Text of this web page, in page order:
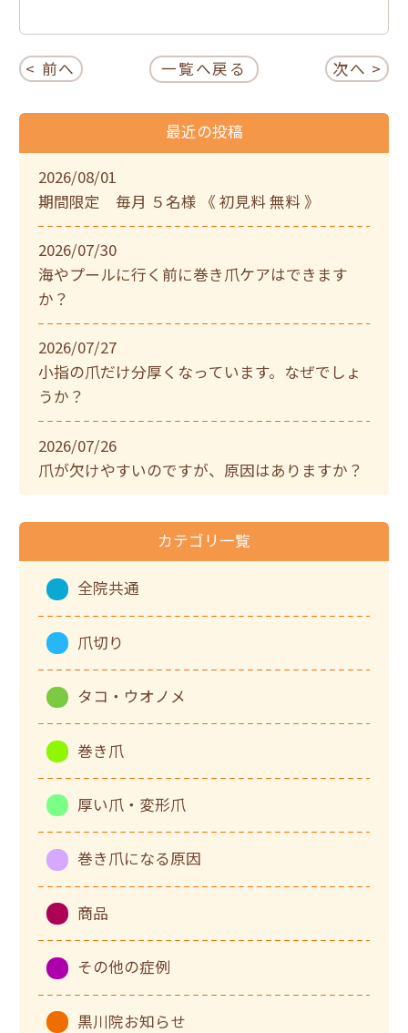
< 前へ 一覧へ戻る 次へ >
最近の投稿
2026/08/01
期間限定 毎月 ５名様 《 初見料 無料 》
2026/07/30
海やプールに行く前に巻き爪ケアはできます
か？
2026/07/27
小指の爪だけ分厚くなっています。なぜでしょ
うか？
2026/07/26
爪が欠けやすいのですが、原因はありますか？
カテゴリ一覧
全院共通
爪切り
タコ・ウオノメ
巻き爪
厚い爪・変形爪
巻き爪になる原因
商品
その他の症例
黒川院お知らせ